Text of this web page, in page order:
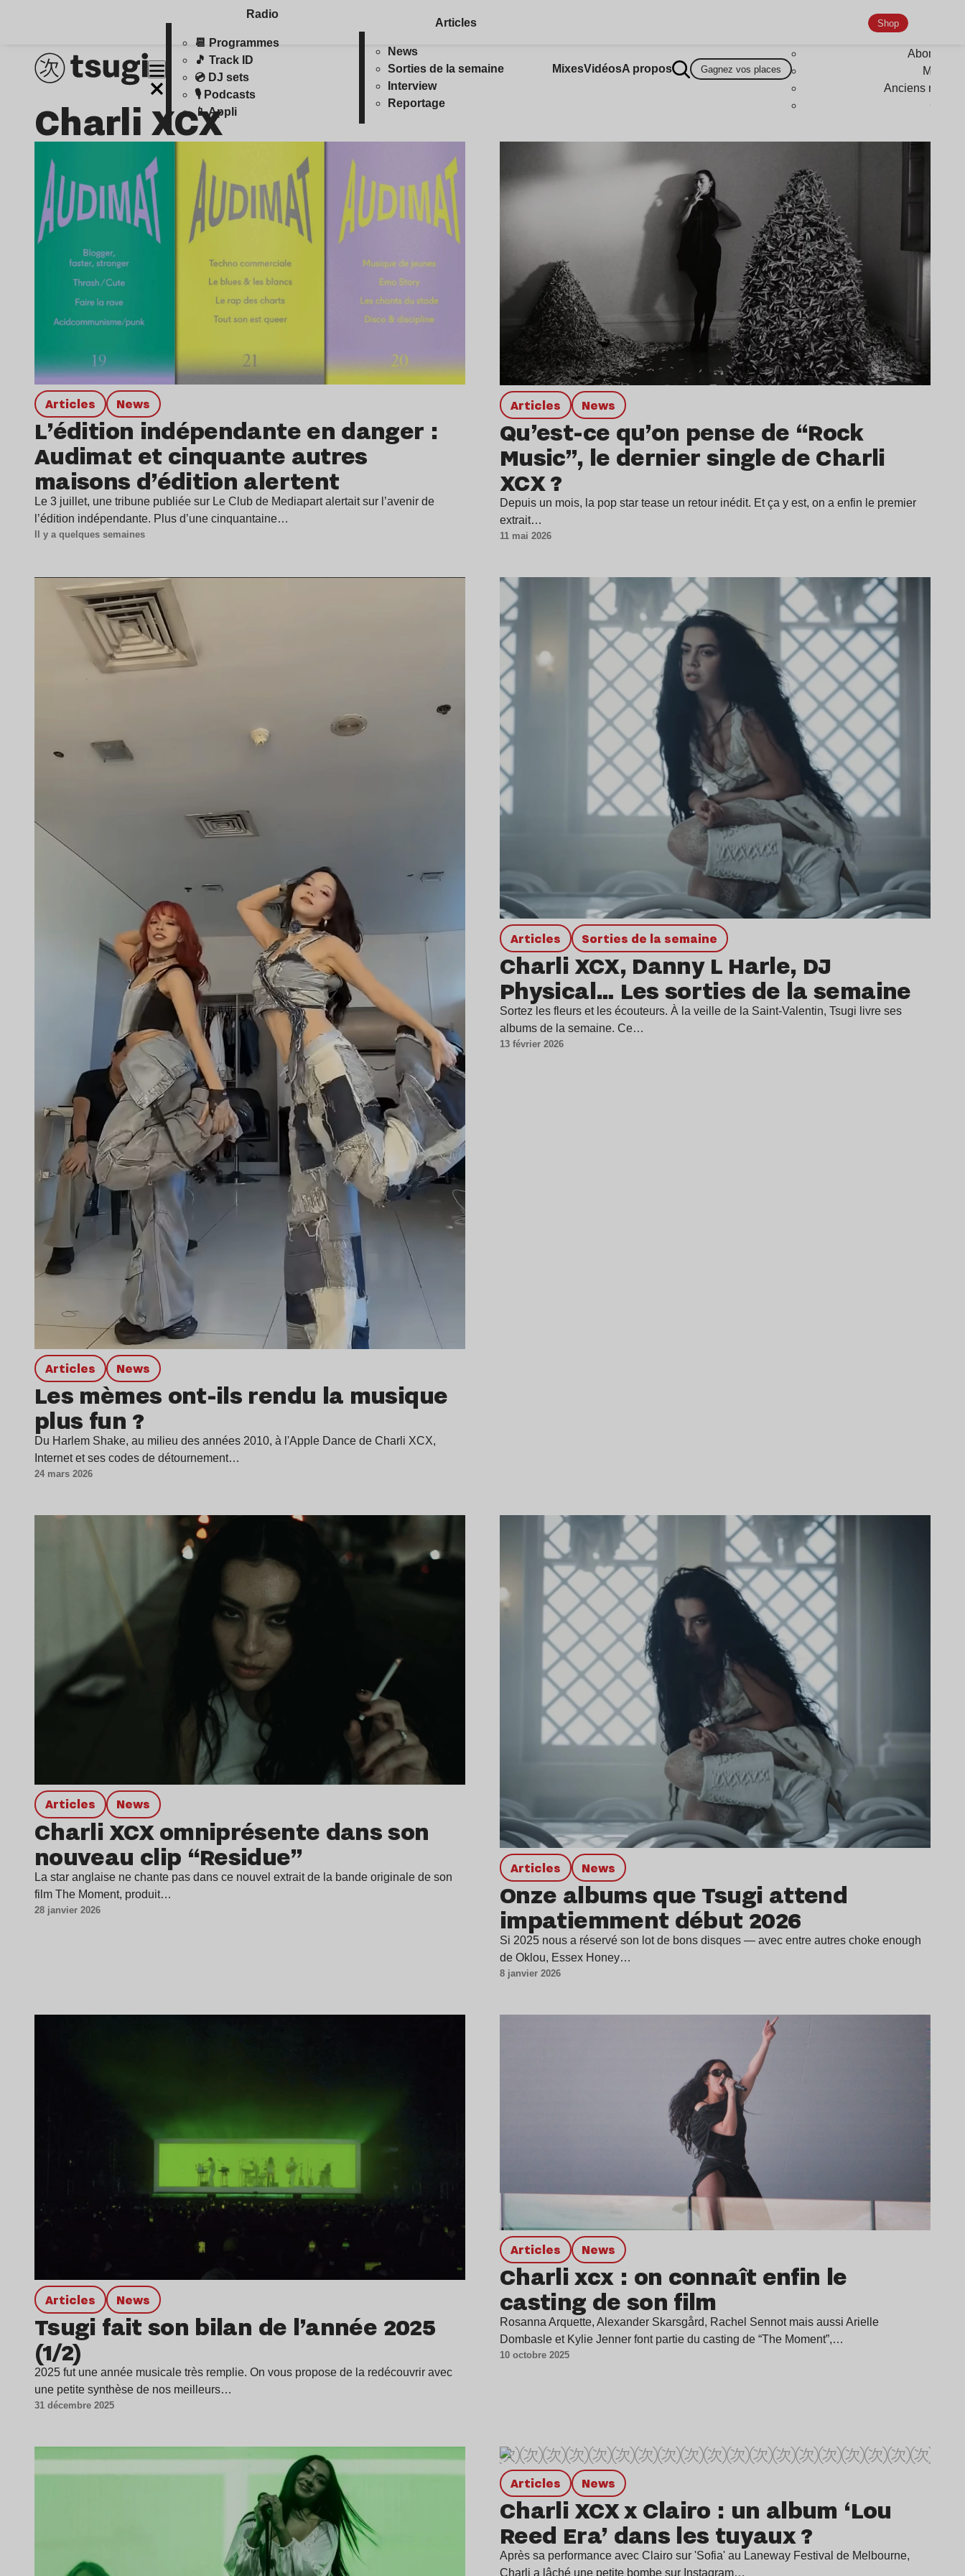
Radio
📆 Programmes
🎵 Track ID
💿 DJ sets
🎙️ Podcasts
📱 Appli
Articles
News
Sorties de la semaine
Interview
Reportage
MixesVidéosA propos Gagnez vos places
Shop
Anciens
Charli XCX
Articles news
L’édition indépendante en danger :
Audimat et cinquante autres
maisons d’édition alertent
Le 3 juillet, une tribune publiée sur Le Club de Mediapart alertait sur l’avenir de
l’édition indépendante. Plus d’une cinquantaine…
Il y a quelques semaines
Articles news
Qu’est-ce qu’on pense de “Rock
Music”, le dernier single de Charli
XCX ?
Depuis un mois, la pop star tease un retour inédit. Et ça y est, on a enfin le premier
extrait…
11 mai 2026
Articles news
Les mèmes ont-ils rendu la musique
plus fun ?
Du Harlem Shake, au milieu des années 2010, à l'Apple Dance de Charli XCX,
Internet et ses codes de détournement…
24 mars 2026
Articles Sorties de la semaine
Charli XCX, Danny L Harle, DJ
Physical… Les sorties de la semaine
Sortez les fleurs et les écouteurs. À la veille de la Saint-Valentin, Tsugi livre ses
albums de la semaine. Ce…
13 février 2026
Articles news
Charli XCX omniprésente dans son
nouveau clip “Residue”
La star anglaise ne chante pas dans ce nouvel extrait de la bande originale de son
film The Moment, produit…
28 janvier 2026
Articles news
Onze albums que Tsugi attend
impatiemment début 2026
Si 2025 nous a réservé son lot de bons disques — avec entre autres choke enough
de Oklou, Essex Honey…
8 janvier 2026
Articles news
Tsugi fait son bilan de l’année 2025
(1/2)
2025 fut une année musicale très remplie. On vous propose de la redécouvrir avec
une petite synthèse de nos meilleurs…
31 décembre 2025
Articles news
Charli xcx : on connaît enfin le
casting de son film
Rosanna Arquette, Alexander Skarsgård, Rachel Sennot mais aussi Arielle
Dombasle et Kylie Jenner font partie du casting de “The Moment”,…
10 octobre 2025
Articles news
Charli XCX x Clairo : un album ‘Lou
Reed Era’ dans les tuyaux ?
Après sa performance avec Clairo sur 'Sofia' au Laneway Festival de Melbourne,
Charli a lâché une petite bombe sur Instagram…